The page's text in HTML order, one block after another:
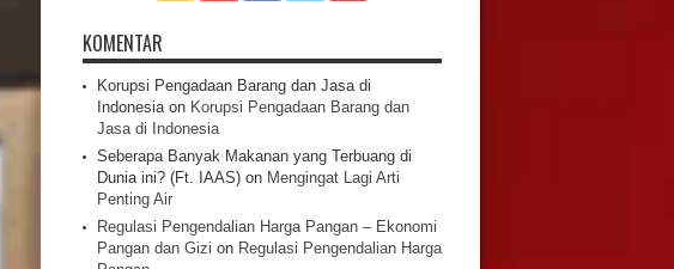
KOMENTAR
Korupsi Pengadaan Barang dan Jasa di
Indonesiaon Korupsi Pengadaan Barang dan
Jasa di Indonesia
Seberapa Banyak Makanan yang Terbuang di
Dunia ini? (Ft. IAAS)on Mengingat Lagi Arti
Penting Air
Regulasi Pengendalian Harga Pangan – Ekonomi
Pangan dan Gizi on Regulasi Pengendalian Harga